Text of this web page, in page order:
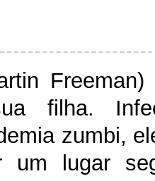
filha.
zumbi,
um lugar